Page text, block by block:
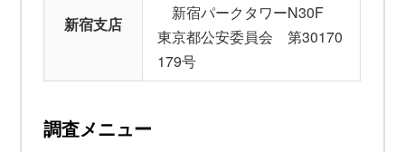
新宿支店
新宿パークタワーN30F
東京都公安委員会 第30170
179号
調査メニュー